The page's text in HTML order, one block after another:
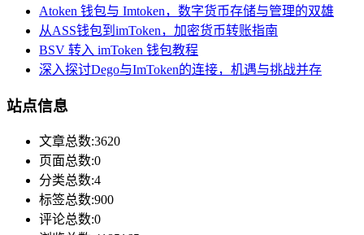
Atoken 钱包与 Imtoken，数字货币存储与管理的双雄
从ASS钱包到imToken，加密货币转账指南
BSV 转入 imToken 钱包教程
深入探讨Dego与ImToken的连接，机遇与挑战并存
站点信息
文章总数:3620
页面总数:0
分类总数:4
标签总数:900
评论总数:0